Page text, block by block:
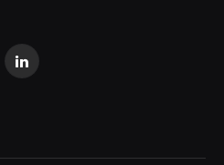
LinkedIn